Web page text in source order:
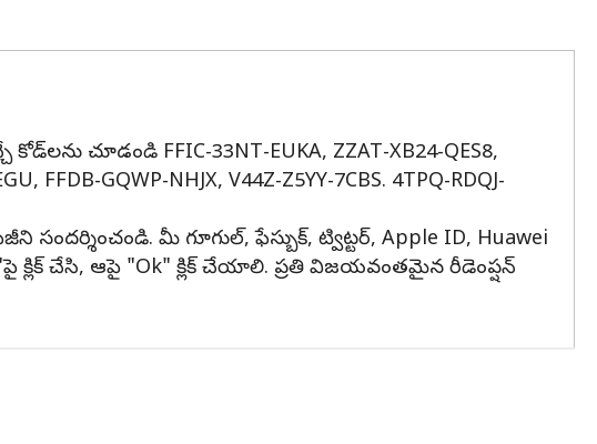
చూడండి FFIC-33NT-EUKA, ZZAT-XB24-QES8,
FFDB-GQWP-NHJX, V44Z-Z5YY-7CBS. 4TPQ-RDQJ-
సందర్శించండి. మీ గూగుల్, ఫేస్బుక్, ట్విట్టర్, Apple ID, Huawei
చేసి, ఆపై "Ok" క్లిక్ చేయాలి. ప్రతి విజయవంతమైన రీడెంప్షన్